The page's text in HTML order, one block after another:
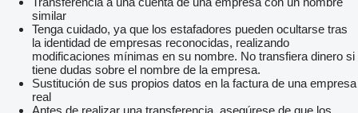
similar
Tenga cuidado, ya que los estafadores pueden ocultarse tras
la identidad de empresas reconocidas, realizando
modificaciones mínimas en su nombre. No transfiera dinero si
tiene dudas sobre el nombre de la empresa.
Sustitución de sus propios datos en la factura de una empresa
real